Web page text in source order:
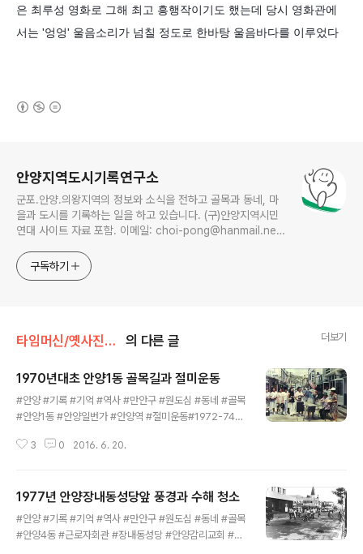
은 최루성 영화로 그해 최고 흥행작이기도 했는데 당시 영화관에
서는 '엉엉' 울음소리가 넘칠 정도로 한바탕 울음바다를 이루었다
안양지역도시기록연구소
군포.안양.의왕지역의 정보와 소식을 전하고 골목과 동네, 마
을과 도시를 기록하는 일을 하고 있습니다. (구)안양지역시민
연대 사이트 자료 포함. 이메일: choi-pong@hanmail.net
구독하기
타임머신/옛사진읽기 의 다른 글 더보기
1970년대초 안양1동 골목길과 절미운동
#안양 #기록 #기억 #역사 #만안구 #원도심 #동네 #골목
#안양1동 #안양일번가 #안양역 #절미운동#1972-74년
안양역앞 안양1동(현 안양일번가) 골목길의 풍경이다. 하
절미운동을 실시했는데 인근 식당과 각 가정에서 밥 지을
때마다 한숟가락씩 항아리에 모아 두었던 쌀을 내놓고 있
다. 안양역앞 골목은 예전이나 지금이나 오가는 사람들이
3 0 2016. 6. 20.
1977년 안양장내동성당앞 풍경과 수해 청소
#안양 #기록 #기억 #역사 #만안구 #원도심 #동네 #골목
#안양4동 #근로자회관 #장내동성당 #안양감리교회 #19